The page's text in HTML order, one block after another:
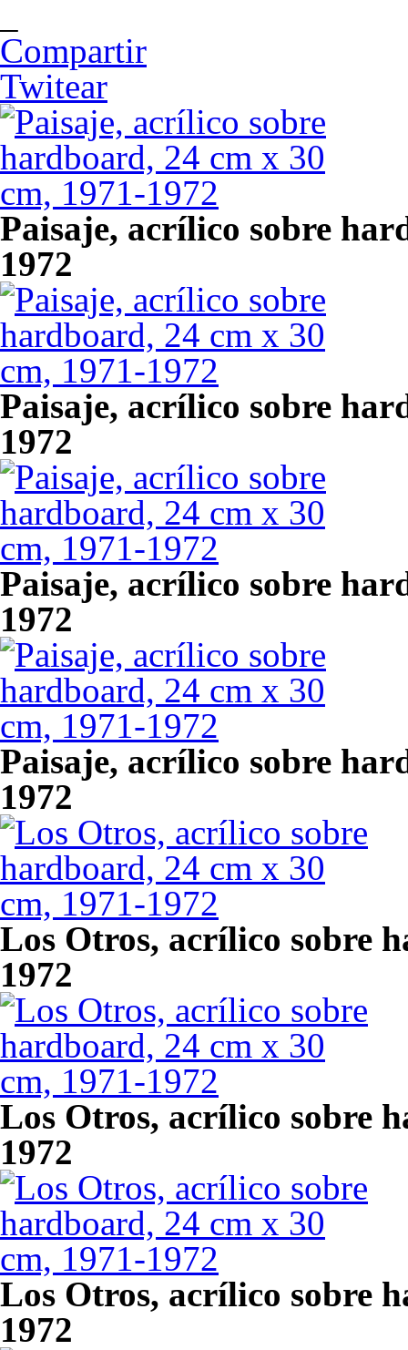
Compartir
Twitear
Paisaje, acrílico sobre
1972
Paisaje, acrílico sobre
1972
Paisaje, acrílico sobre
1972
Paisaje, acrílico sobre
1972
Los Otros, acrílico sobre
1972
Los Otros, acrílico sobre
1972
Los Otros, acrílico sobre
1972